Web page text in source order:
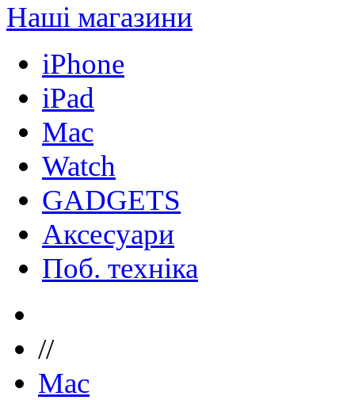
Наші магазини
iPhone
iPad
Mac
Watch
GADGETS
Аксесуари
Поб. техніка
//
Mac